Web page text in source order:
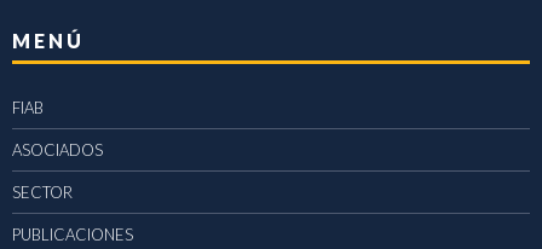
MENÚ
FIAB
ASOCIADOS
SECTOR
PUBLICACIONES